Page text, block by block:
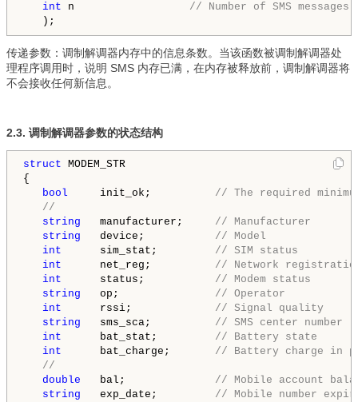
int n
// Number of SMS messages
传递参数：调制解调器内存中的信息条数。当该函数被调制解调器处
理程序调用时，说明 SMS 内存已满，在内存被释放前，调制解调器将
不会接收任何新信息。
2.3. 调制解调器参数的状态结构
struct MODEM_STR
{
bool init_ok; // The required
//
string manufacturer; // Manufacturer
string device; // Model
int sim_stat; // SIM status
int net_reg; // Network
int status; // Modem status
string op; // Operator
int rssi; // Signal quality
string sms_sca; // SMS center number
int bat_stat; // Battery state
int bat_charge; // Battery charge in
//
double bal; // Mobile account
string exp_date; // Mobile number